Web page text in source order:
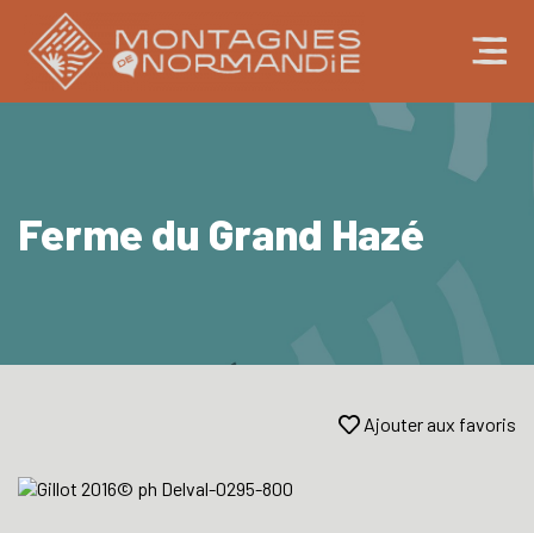
Ferme du Grand Hazé
Ajouter aux favoris